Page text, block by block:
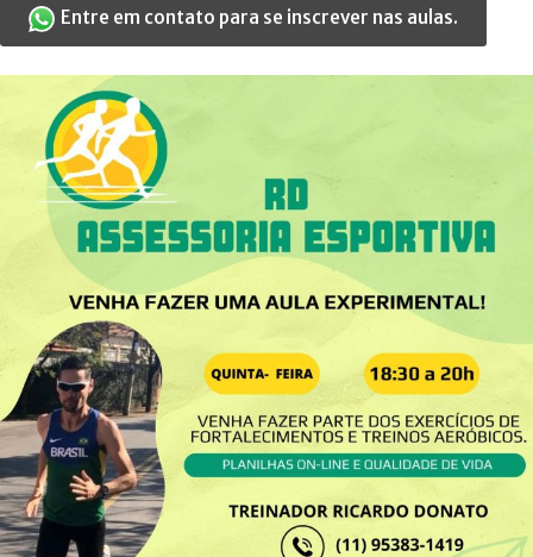
Entre em contato para se inscrever nas aulas.